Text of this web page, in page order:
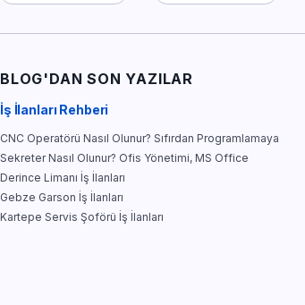
BLOG'DAN SON YAZILAR
İş İlanları Rehberi
CNC Operatörü Nasıl Olunur? Sıfırdan Programlamaya
Sekreter Nasıl Olunur? Ofis Yönetimi, MS Office
Derince Limanı İş İlanları
Gebze Garson İş İlanları
Kartepe Servis Şoförü İş İlanları